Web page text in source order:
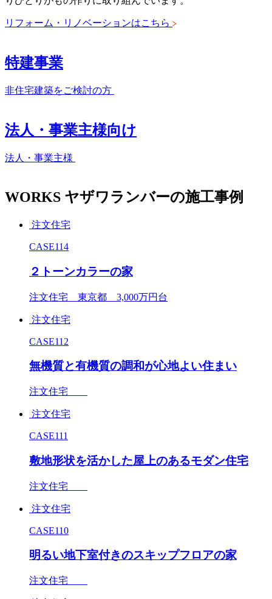
リフォーム・リノベーションはこちら
特建事業
非住宅建築をご検討の方
法人・事業主様向け
法人・事業主様
WORKS ヤザワランバーの施工事例
注文住宅
CASE114
２トーンカラーの家
注文住宅 東京都 3,000万円台
注文住宅
CASE112
無機質と有機質の調和が心地よい住まい
注文住宅
注文住宅
CASE111
敷地形状を活かした屋上のあるモダン住宅
注文住宅
注文住宅
CASE110
明るい地下室付きのスキップフロアの家
注文住宅